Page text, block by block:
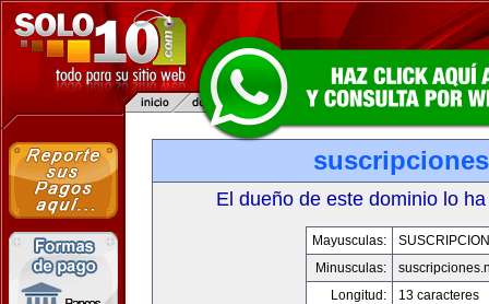
El dueño de este dominio lo
Mayusculas:
Minusculas:
Longitud:
13 caracteres